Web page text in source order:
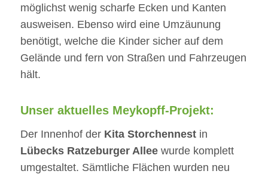
möglichst wenig scharfe Ecken und Kanten
ausweisen. Ebenso wird eine Umzäunung
benötigt, welche die Kinder sicher auf dem
Gelände und fern von Straßen und Fahrzeugen
hält.
Unser aktuelles Meykopff-Projekt:
Der Innenhof der Kita Storchennestin
Lübecks Ratzeburger Alleewurde komplett
umgestaltet. Sämtliche Flächen wurden neu